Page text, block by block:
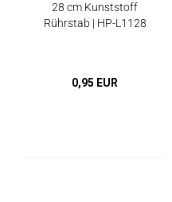
28 cm Kunststoff
Rührstab | HP-L1128
0,95 EUR